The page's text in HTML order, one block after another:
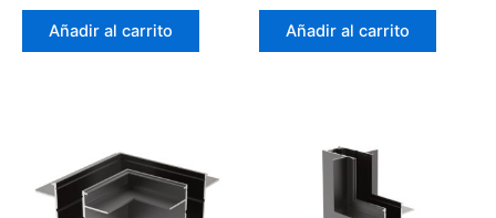
Añadir al carrito Añadir al carrito